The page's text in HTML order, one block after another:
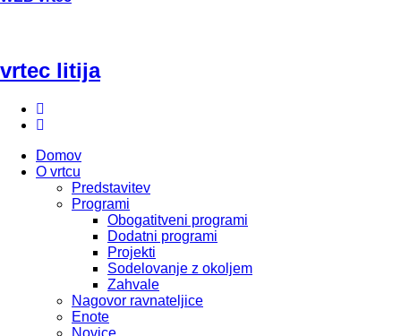
vrtec litija
Domov
O vrtcu
Predstavitev
Programi
Obogatitveni programi
Dodatni programi
Projekti
Sodelovanje z okoljem
Zahvale
Nagovor ravnateljice
Enote
Novice